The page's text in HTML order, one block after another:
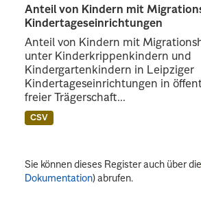
Anteil von Kindern mit
Kindertageseinrichtungen
Anteil von Kindern mit
unter Kinderkrippenkindern und
Kindergartenkindern in Leipziger
Kindertageseinrichtungen in
freier Trägerschaft...
CSV
Sie können dieses Register auch über
Dokumentation) abrufen.